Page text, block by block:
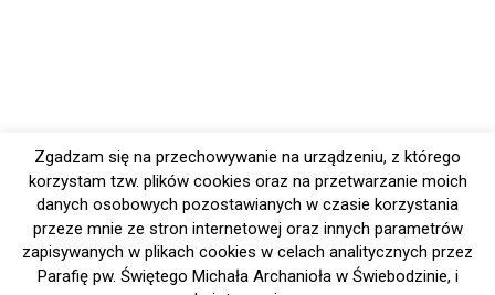
Zgadzam się na przechowywanie na urządzeniu, z którego
korzystam tzw. plików cookies oraz na przetwarzanie moich
danych osobowych pozostawianych w czasie korzystania
przeze mnie ze stron internetowej oraz innych parametrów
zapisywanych w plikach cookies w celach analitycznych przez
Parafię pw. Świętego Michała Archanioła w Świebodzinie, i